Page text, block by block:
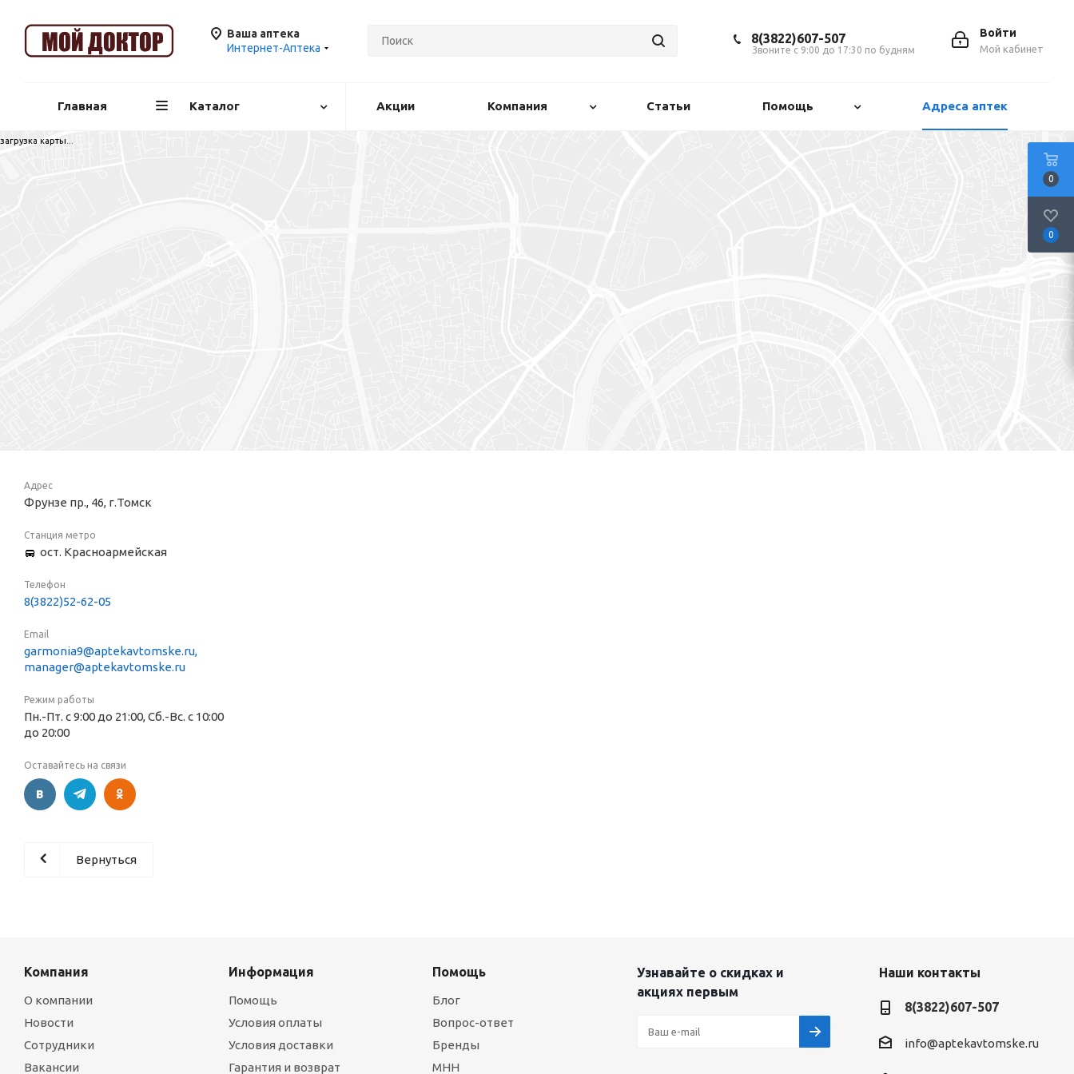
Ваша аптека
Интернет-Аптека
Войти
Мой кабинет
8(3822)607-507
Звоните с 9:00 до 17:30 по будням
Главная Каталог Акции Компания Статьи Помощь Адреса аптек
загрузка карты...
Адрес
Фрунзе пр., 46, г.Томск
Станция метро
ост. Красноармейская
Телефон
8(3822)52-62-05
Email
garmonia9@aptekavtomske.ru,
manager@aptekavtomske.ru
Режим работы
Пн.-Пт. с 9:00 до 21:00, Сб.-Вс. с 10:00
до 20:00
Оставайтесь на связи
Вернуться
Компания
О компании
Новости
Сотрудники
Вакансии
Информация
Помощь
Условия оплаты
Условия доставки
Гарантия и возврат
Помощь
Блог
Вопрос-ответ
Бренды
МНН
Узнавайте о скидках и
акциях первым
Наши контакты
8(3822)607-507
info@aptekavtomske.ru
0
0